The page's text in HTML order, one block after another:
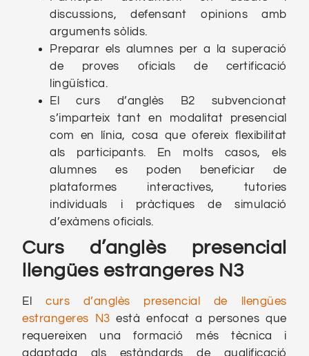
discussions, defensant opinions amb
arguments sòlids.
Preparar els alumnes per a la superació
de proves oficials de certificació
lingüística.
El curs d’anglès B2 subvencionat
s’imparteix tant en modalitat presencial
com en línia, cosa que ofereix flexibilitat
als participants. En molts casos, els
alumnes es poden beneficiar de
plataformes interactives, tutories
individuals i pràctiques de simulació
d’exàmens oficials.
Curs d’anglès presencial
llengües estrangeres N3
Elcurs d’anglès presencial de llengües
estrangeres N3 està enfocat a persones que
requereixen una formació més tècnica i